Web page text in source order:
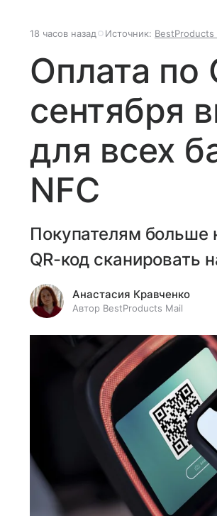
18 часов назад Источник: BestProducts
Оплата по
сентября
для всех
NFC
Покупателям больше
QR-код сканировать
Анастасия Кравченко
Автор BestProducts Mail